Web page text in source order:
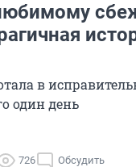
в
один день
726 Обсудить